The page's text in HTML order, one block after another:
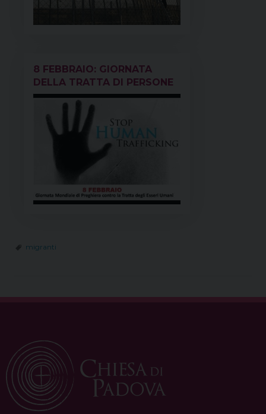
8 FEBBRAIO: GIORNATA
DELLA TRATTA DI PERSONE
migranti